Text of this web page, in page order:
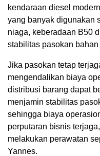
kendaraan diesel
yang banyak digunakan
niaga, keberadaan B50
stabilitas pasokan
Jika pasokan tetap
mengendalikan biaya
distribusi barang dapat
menjamin stabilitas
sehingga biaya
perputaran bisnis
melakukan perawatan
Yannes.